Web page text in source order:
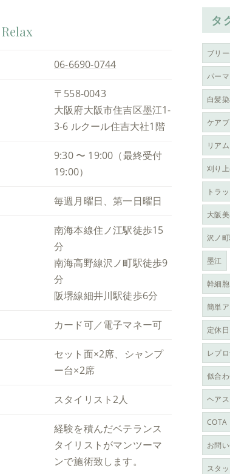
06-6690-0744
〒558-0043
大阪府大阪市住吉区墨江1-
3-6 ルクール住吉大社1階
9:30 〜 19:00（最終受付
19:00）
毎週月曜日、第一日曜日
南海本線住ノ江駅徒歩15
分
南海高野線沢ノ町駅徒歩9
分
阪堺線細井川駅徒歩6分
カード可／電子マネー可
セット面×2席、シャンプ
ー台×2席
スタイリスト2人
経験を積んだベテランス
タイリストがマンツーマ
ンで施術致します。
タ
ブリ
パーマ
白髪
ケア
リアム
刈り
トラ
大阪
沢ノ
墨江
幹細
簡単
定休日
レプ
似合
ヘア
COTA
お問
スタ